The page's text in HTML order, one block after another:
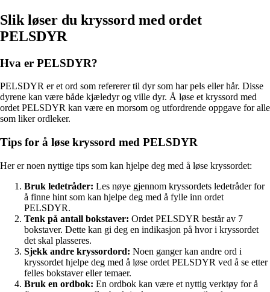
Slik løser du kryssord med ordet
PELSDYR
Hva er PELSDYR?
PELSDYR er et ord som refererer til dyr som har pels eller hår. Disse
dyrene kan være både kjæledyr og ville dyr. Å løse et kryssord med
ordet PELSDYR kan være en morsom og utfordrende oppgave for alle
som liker ordleker.
Tips for å løse kryssord med PELSDYR
Her er noen nyttige tips som kan hjelpe deg med å løse kryssordet:
Bruk ledetråder: Les nøye gjennom kryssordets ledetråder for
å finne hint som kan hjelpe deg med å fylle inn ordet
PELSDYR.
Tenk på antall bokstaver: Ordet PELSDYR består av 7
bokstaver. Dette kan gi deg en indikasjon på hvor i kryssordet
det skal plasseres.
Sjekk andre kryssordord: Noen ganger kan andre ord i
kryssordet hjelpe deg med å løse ordet PELSDYR ved å se etter
felles bokstaver eller temaer.
Bruk en ordbok: En ordbok kan være et nyttig verktøy for å